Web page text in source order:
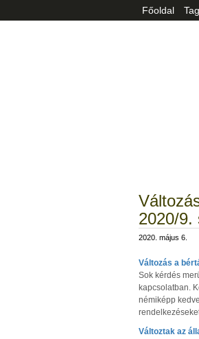
Főoldal
2020/9.
2020. május 6.
Változás a
Sok kérdés
kapcsolatban.
némiképp
Változtak az